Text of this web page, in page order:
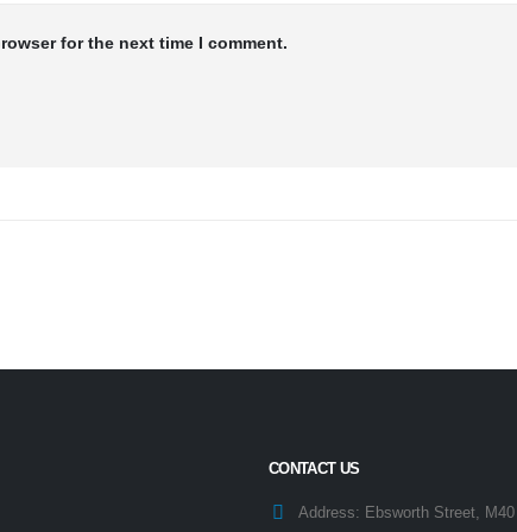
for the next time I comment.
CONTACT US
Address: Ebsworth Street,